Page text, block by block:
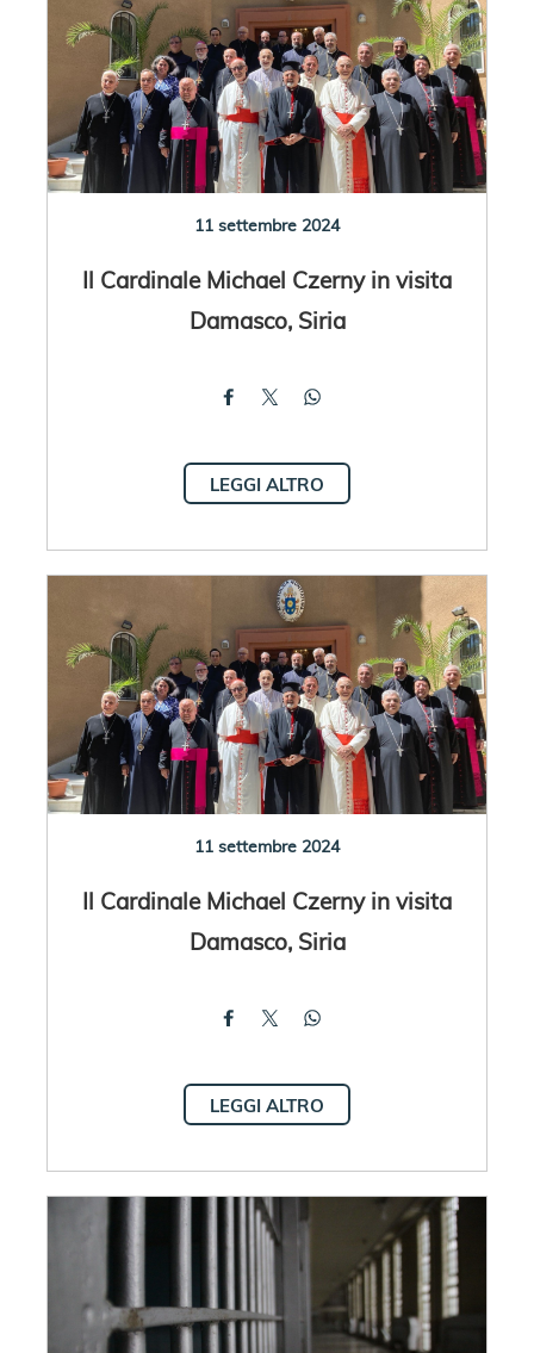
11 settembre 2024
Il Cardinale Michael Czerny in visita
Damasco, Siria
LEGGI ALTRO
11 settembre 2024
Il Cardinale Michael Czerny in visita
Damasco, Siria
LEGGI ALTRO